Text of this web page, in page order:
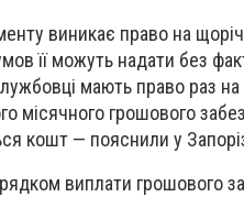
виникає право на
її можуть надати без
мають право раз
місячного грошового
кошт — пояснили у
виплати грошового